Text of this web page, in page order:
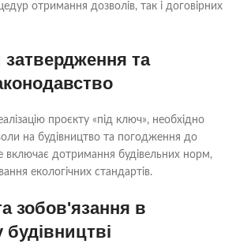
отримання дозволів, так і договірних
та
проєкту «під ключ», необхідно
на будівництво та погодження до
включає дотримання будівельних норм,
екологічних стандартів.
зобов'язання в